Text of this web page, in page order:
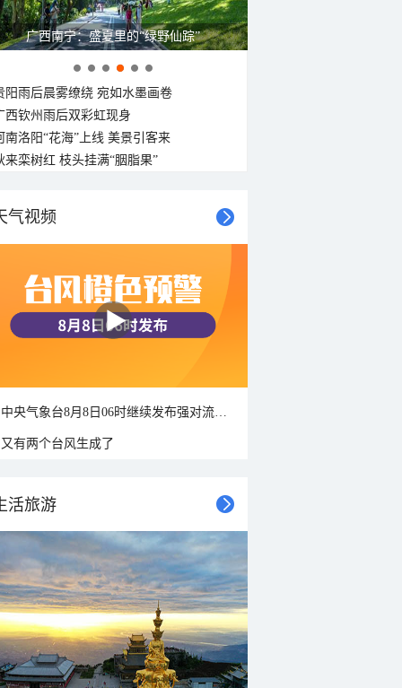
广西南宁：盛夏里的“绿野仙踪”
阳雨后晨雾缭绕 宛如水墨画卷
西钦州雨后双彩虹现身
南洛阳“花海”上线 美景引客来
来栾树红 枝头挂满“胭脂果”
气视频
又有两个台风生成了
活旅游